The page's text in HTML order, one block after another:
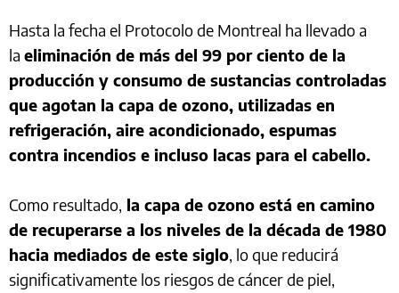
Hasta la fecha el Protocolo de Montreal ha llevado a
la eliminación de más del 99 por ciento de la
producción y consumo de sustancias controladas
que agotan la capa de ozono, utilizadas en
refrigeración, aire acondicionado, espumas
contra incendios e incluso lacas para el cabello.
Como resultado, la capa de ozono está en camino
de recuperarse a los niveles de la década de 1980
hacia mediados de este siglo, lo que reducirá
significativamente los riesgos de cáncer de piel,